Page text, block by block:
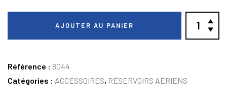
AJOUTER AU PANIER
Référence : 8044
Catégories : ACCESSOIRES, RÉSERVOIRS AÉRIENS